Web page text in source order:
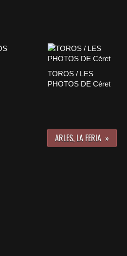
TOROS / LES
PHOTOS DE Céret
ARLES, LA FERIA